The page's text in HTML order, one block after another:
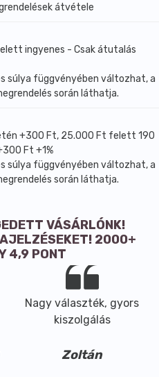
átvétele
ingyenes - Csak átutalás
súlya függvényében változhat, a
során láthatja.
+300 Ft, 25.000 Ft felett 190
Ft +1%
súlya függvényében változhat, a
során láthatja.
VÁSÁRLÓNK!
2000+
4,9 PONT
Nagy választék, gyors
kiszolgálás
Zoltán